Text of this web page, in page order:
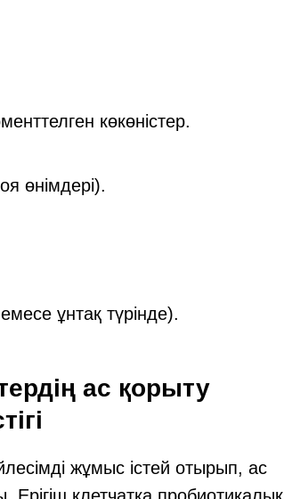
көкөністер.
өнімдері).
ұнтақ түрінде).
ас қорыту
жұмыс істей отырып, ас